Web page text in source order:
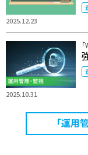
2025.12.23
2025.10.31
「運用